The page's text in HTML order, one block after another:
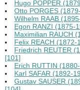
Hugo POPPER
Otto PORGES
Wilhelm RAAB
Egon RANZI (1875-
Maximilian RAUCH
Felix REACH
Friedrich REUTER
[101]
Erich RUTTIN
Karl SAFAR (1892-
Gustav SAUSER